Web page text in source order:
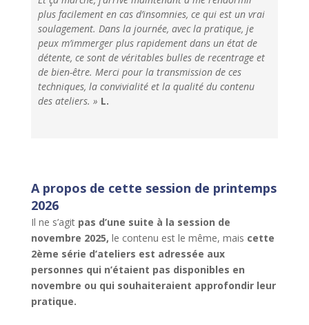
plus facilement en cas d’insomnies, ce qui est un vrai
soulagement. Dans la journée, avec la pratique, je
peux m’immerger plus rapidement dans un état de
détente, ce sont de véritables bulles de recentrage et
de bien-être. Merci pour la transmission de ces
techniques, la convivialité et la qualité du contenu
des ateliers. » L.
A propos de cette session de printemps
2026
Il ne s’agitpas d’une suite à la session de
novembre 2025, le contenu est le même, mais cette
2ème série d’ateliers est adressée aux
personnes qui n’étaient pas disponibles en
novembre ou qui souhaiteraient approfondir leur
pratique.